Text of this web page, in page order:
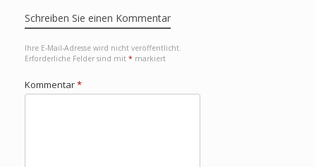
Schreiben Sie einen Kommentar
Ihre E-Mail-Adresse wird nicht veröffentlicht.
Erforderliche Felder sind mit * markiert
Kommentar*